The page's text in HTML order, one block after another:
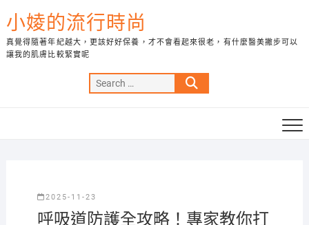
to
content
小婈的流行時尚
真覺得隨著年紀越大，更該好好保養，才不會看起來很老，有什麼醫美撇步可以
讓我的肌膚比較緊實呢
Search
…
2025-11-23
呼吸道防護全攻略！專家教你打